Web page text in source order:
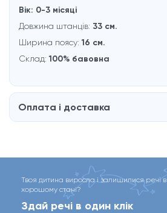
Вік: 0-3 місяці
Довжина штанців: 33 см.
Ширина поясу:16 см.
Склад:100% бавовна
Оплата і доставка
Твоя дитина виросла і залишилися речі в
хорошому стані?
Здай речі в один клік